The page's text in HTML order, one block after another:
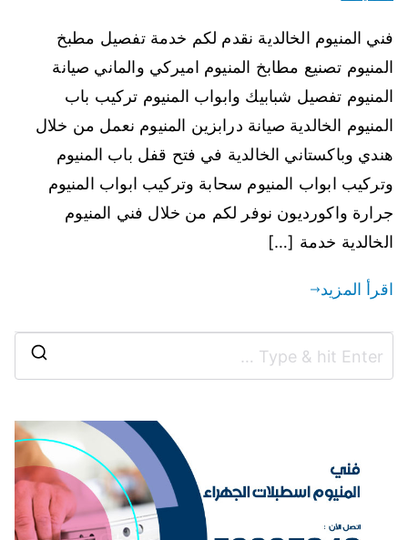
فني المنيوم الخالدية نقدم لكم خدمة تفصيل مطبخ
المنيوم تصنيع مطابخ المنيوم اميركي والماني صيانة
المنيوم تفصيل شبابيك وابواب المنيوم تركيب باب
المنيوم الخالدية صيانة درابزين المنيوم نعمل من خلال
هندي وباكستاني الخالدية في فتح قفل باب المنيوم
وتركيب ابواب المنيوم سحابة وتركيب ابواب المنيوم
جرارة واكورديون نوفر لكم من خلال فني المنيوم
الخالدية خدمة […]
اقرأ المزيد